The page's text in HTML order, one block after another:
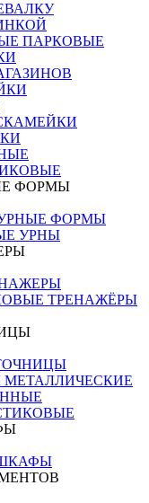
ПАРКОВЫЕ
ФОРМЫ
ФОРМЫ
УРНЫ
ТРЕНАЖЁРЫ